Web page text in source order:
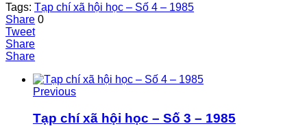
Tags: Tạp chí xã hội học – Số 4 – 1985
Share 0
Tweet
Share
Share
Previous
Tạp chí xã hội học – Số 3 – 1985